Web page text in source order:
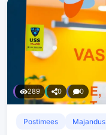
289 0 0
Postimees Majandus